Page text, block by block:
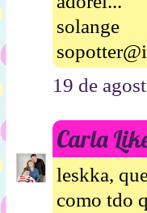
solange
19 de
Carla
leskka,
como tdo